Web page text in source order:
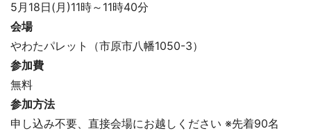
5月18日(月)11時～11時40分
会場
やわたパレット（市原市八幡1050-3）
参加費
無料
参加方法
申し込み不要、直接会場にお越しください ※先着90名